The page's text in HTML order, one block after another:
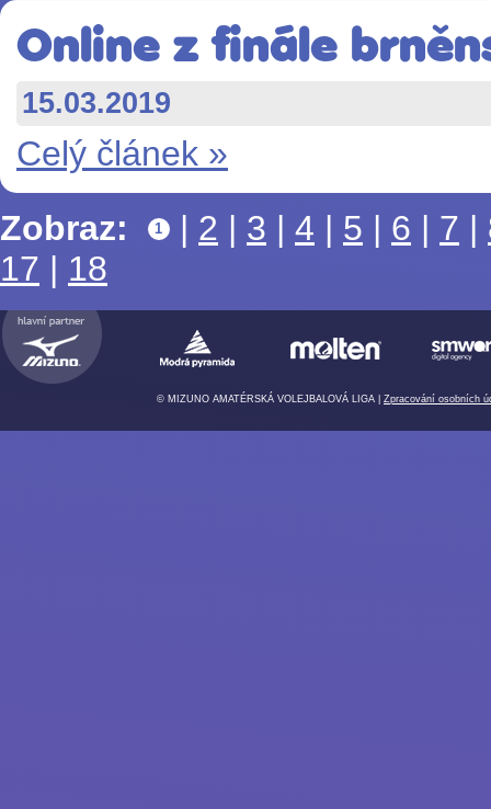
Online z finále
15.03.2019
Celý článek »
Zobraz:
1 | 2 | 3 | 4 | 5 | 6 | 7 |
17 | 18
© MIZUNO AMATÉRSKÁ VOLEJBALOVÁ LIGA | Zpracování osobních